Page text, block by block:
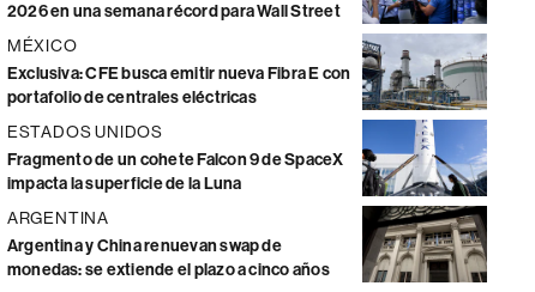
2026 en una semana récord para Wall Street
MÉXICO
Exclusiva: CFE busca emitir nueva Fibra E con
portafolio de centrales eléctricas
ESTADOS UNIDOS
Fragmento de un cohete Falcon 9 de SpaceX
impacta la superficie de la Luna
ARGENTINA
Argentina y China renuevan swap de
monedas: se extiende el plazo a cinco años